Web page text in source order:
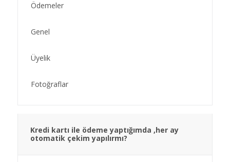
Ödemeler
Genel
Üyelik
Fotoğraflar
Kredi kartı ile ödeme yaptığımda ,her ay
otomatik çekim yapılırmı?